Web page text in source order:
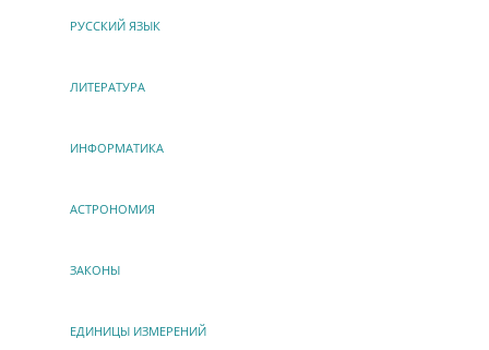
РУССКИЙ ЯЗЫК
ЛИТЕРАТУРА
ИНФОРМАТИКА
АСТРОНОМИЯ
ЗАКОНЫ
ЕДИНИЦЫ ИЗМЕРЕНИЙ